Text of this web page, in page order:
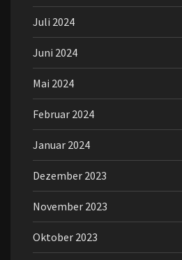
Juli 2024
Juni 2024
Mai 2024
Februar 2024
Januar 2024
Dezember 2023
November 2023
Oktober 2023